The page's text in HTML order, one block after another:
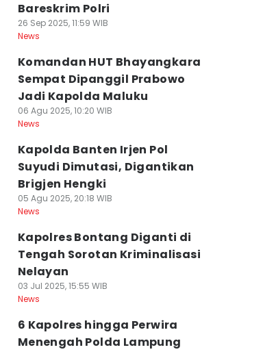
Bareskrim Polri
26 Sep 2025, 11:59 WIB
News
Komandan HUT Bhayangkara
Sempat Dipanggil Prabowo
Jadi Kapolda Maluku
06 Agu 2025, 10:20 WIB
News
Kapolda Banten Irjen Pol
Suyudi Dimutasi, Digantikan
Brigjen Hengki
05 Agu 2025, 20:18 WIB
News
Kapolres Bontang Diganti di
Tengah Sorotan Kriminalisasi
Nelayan
03 Jul 2025, 15:55 WIB
News
6 Kapolres hingga Perwira
Menengah Polda Lampung